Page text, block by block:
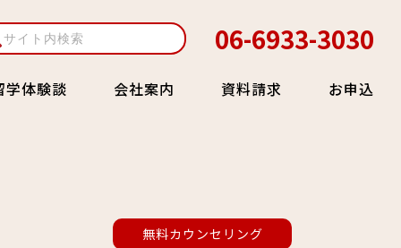
06-6933-3030
学体験談 会社案内 資料請求 お申込
無料カウンセリング